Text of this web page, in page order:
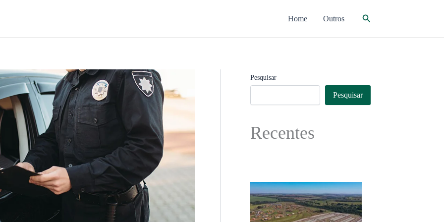
Home Outros Pesquisar
Pesquisar
Pesquisar
Recentes